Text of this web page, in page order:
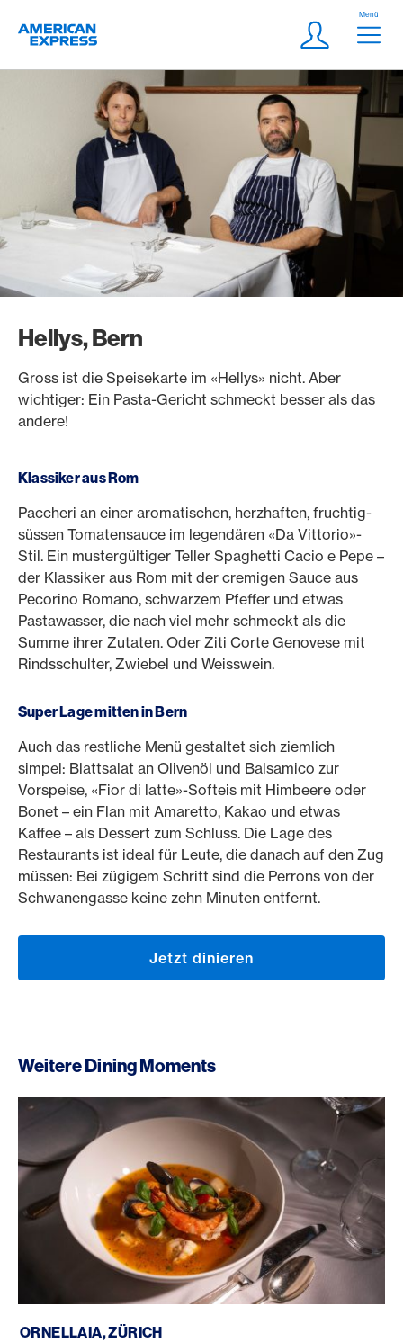
Logo
Meta
Login
Menü
Hellys, Bern
Gross ist die Speisekarte im «Hellys» nicht. Aber
wichtiger: Ein Pasta-Gericht schmeckt besser als das
andere!
Klassiker aus Rom
Paccheri an einer aromatischen, herzhaften, fruchtig-
süssen Tomatensauce im legendären «Da Vittorio»-
Stil. Ein mustergültiger Teller Spaghetti Cacio e Pepe –
der Klassiker aus Rom mit der cremigen Sauce aus
Pecorino Romano, schwarzem Pfeffer und etwas
Pastawasser, die nach viel mehr schmeckt als die
Summe ihrer Zutaten. Oder Ziti Corte Genovese mit
Rindsschulter, Zwiebel und Weisswein.
Super Lage mitten in Bern
Auch das restliche Menü gestaltet sich ziemlich
simpel: Blattsalat an Olivenöl und Balsamico zur
Vorspeise, «Fior di latte»-Softeis mit Himbeere oder
Bonet – ein Flan mit Amaretto, Kakao und etwas
Kaffee – als Dessert zum Schluss. Die Lage des
Restaurants ist ideal für Leute, die danach auf den Zug
müssen: Bei zügigem Schritt sind die Perrons von der
Schwanengasse keine zehn Minuten entfernt.
Jetzt dinieren
Weitere Dining Moments
ORNELLAIA, ZÜRICH